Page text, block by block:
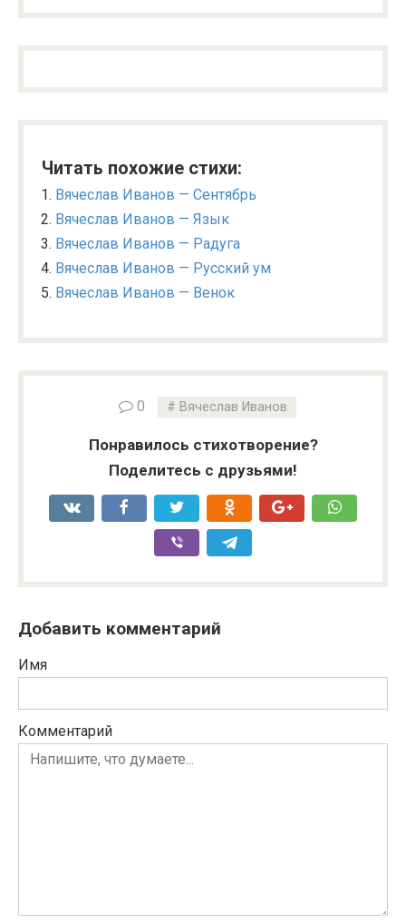
Читать похожие стихи:
Вячеслав Иванов — Сентябрь
Вячеслав Иванов — Язык
Вячеслав Иванов — Радуга
Вячеслав Иванов — Русский ум
Вячеслав Иванов — Венок
0 Вячеслав Иванов
Понравилось стихотворение?
Поделитесь с друзьями!
Добавить комментарий
Имя
Комментарий